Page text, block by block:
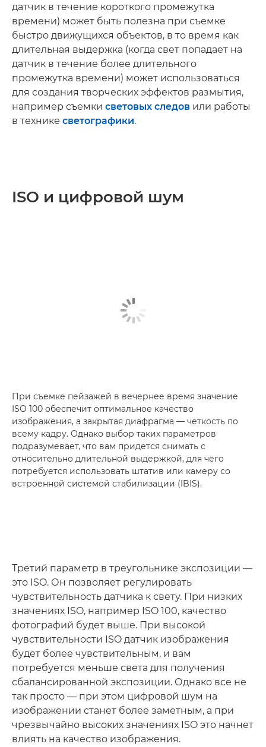
датчик в течение короткого промежутка
времени) может быть полезна при съемке
быстро движущихся объектов, в то время как
длительная выдержка (когда свет попадает на
датчик в течение более длительного
промежутка времени) может использоваться
для создания творческих эффектов размытия,
например съемки световых следов или работы
в технике светографики.
ISO и цифровой шум
При съемке пейзажей в вечернее время значение
ISO 100 обеспечит оптимальное качество
изображения, а закрытая диафрагма — четкость по
всему кадру. Однако выбор таких параметров
подразумевает, что вам придется снимать с
относительно длительной выдержкой, для чего
потребуется использовать штатив или камеру со
встроенной системой стабилизации (IBIS).
Третий параметр в треугольнике экспозиции —
это ISO. Он позволяет регулировать
чувствительность датчика к свету. При низких
значениях ISO, например ISO 100, качество
фотографий будет выше. При высокой
чувствительности ISO датчик изображения
будет более чувствительным, и вам
потребуется меньше света для получения
сбалансированной экспозиции. Однако все не
так просто — при этом цифровой шум на
изображении станет более заметным, а при
чрезвычайно высоких значениях ISO это начнет
влиять на качество изображения.